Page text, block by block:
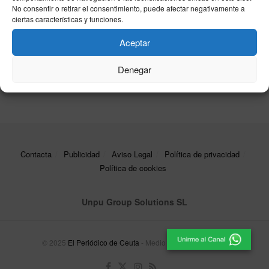
No consentir o retirar el consentimiento, puede afectar negativamente a
ciertas características y funciones.
Aceptar
Denegar
estelar
15/04/2026
‘El Hormiguero’ presenta una semana cargada
de humor, drama y estrenos televisivos
Contacta Publicidad Aviso Legal
Política de privacidad
Política de cookies
Unpu Group Solutions SL
© 2025 El Periódico de Ceuta - Medio de Comunicación